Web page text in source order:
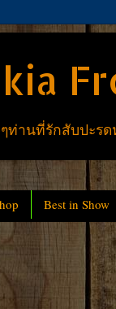
นที่รักสับปะรด
Best in Show